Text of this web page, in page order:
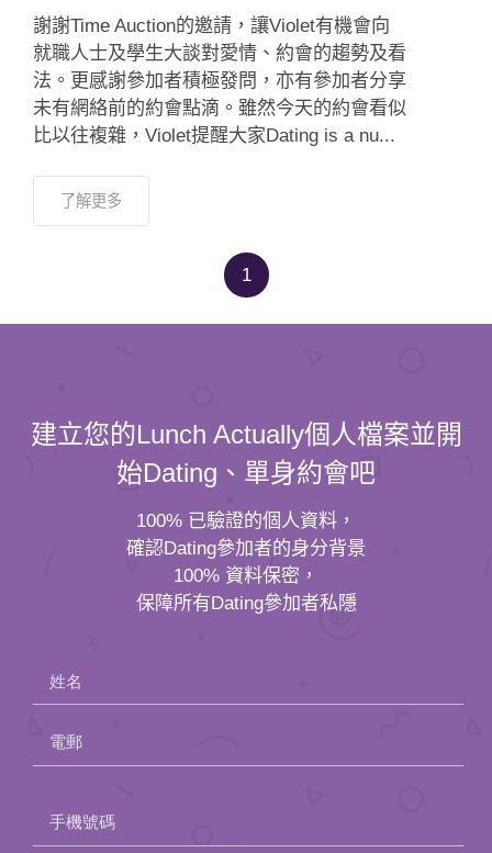
謝謝Time Auction的邀請，讓Violet有機會向
就職人士及學生大談對愛情、約會的趨勢及看
法。更感謝參加者積極發問，亦有參加者分享
未有網絡前的約會點滴。雖然今天的約會看似
比以往複雜，Violet提醒大家Dating is a nu...
了解更多
1
建立您的Lunch Actually個人檔案並開
始Dating、單身約會吧
100% 已驗證的個人資料，
確認Dating參加者的身分背景
100% 資料保密，
保障所有Dating參加者私隱
姓名
電郵
leave
手機號碼